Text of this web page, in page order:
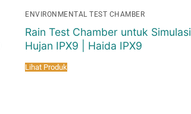
ENVIRONMENTAL TEST CHAMBER
Rain Test Chamber untuk Simulasi
Hujan IPX9 | Haida IPX9
Lihat Produk